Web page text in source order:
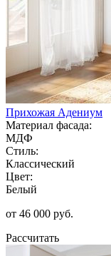
Прихожая Адениум
Материал фасада:
МДФ
Стиль:
Классический
Цвет:
Белый
от 46 000 руб.
Рассчитать